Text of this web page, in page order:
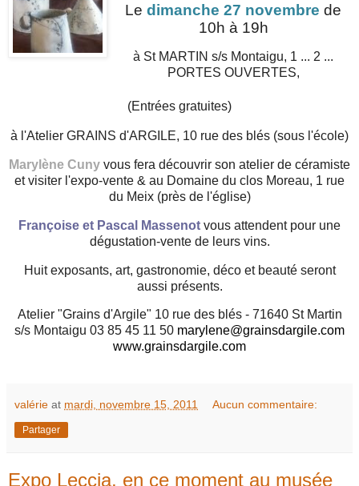
Le dimanche 27 novembre de
10h à 19h
à St MARTIN s/s Montaigu, 1 ... 2 ...
PORTES OUVERTES,
(Entrées gratuites)
à l'Atelier GRAINS d'ARGILE, 10 rue des blés (sous l'école)
Marylène Cuny vous fera découvrir son atelier de céramiste
et visiter l'expo-vente & au Domaine du clos Moreau, 1 rue
du Meix (près de l'église)
Françoise et Pascal Massenot vous attendent pour une
dégustation-vente de leurs vins.
Huit exposants, art, gastronomie, déco et beauté seront
aussi présents.
Atelier "Grains d'Argile" 10 rue des blés - 71640 St Martin
s/s Montaigu 03 85 45 11 50 marylene@grainsdargile.com
www.grainsdargile.com
valérie at mardi, novembre 15, 2011 Aucun commentaire:
Partager
Expo Leccia, en ce moment au musée